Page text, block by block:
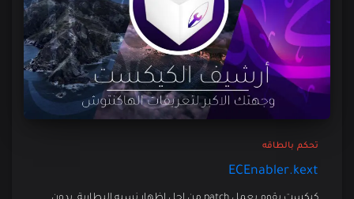
تحكم بالطاقه
ECEnabler.kext